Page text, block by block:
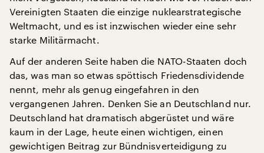
Vereinigten Staaten die einzige nuklearstrategische
Weltmacht, und es ist inzwischen wieder eine sehr
starke Militärmacht.
Auf der anderen Seite haben die NATO-Staaten doch
das, was man so etwas spöttisch Friedensdividende
nennt, mehr als genug eingefahren in den
vergangenen Jahren. Denken Sie an Deutschland nur.
Deutschland hat dramatisch abgerüstet und wäre
kaum in der Lage, heute einen wichtigen, einen
gewichtigen Beitrag zur Bündnisverteidigung zu